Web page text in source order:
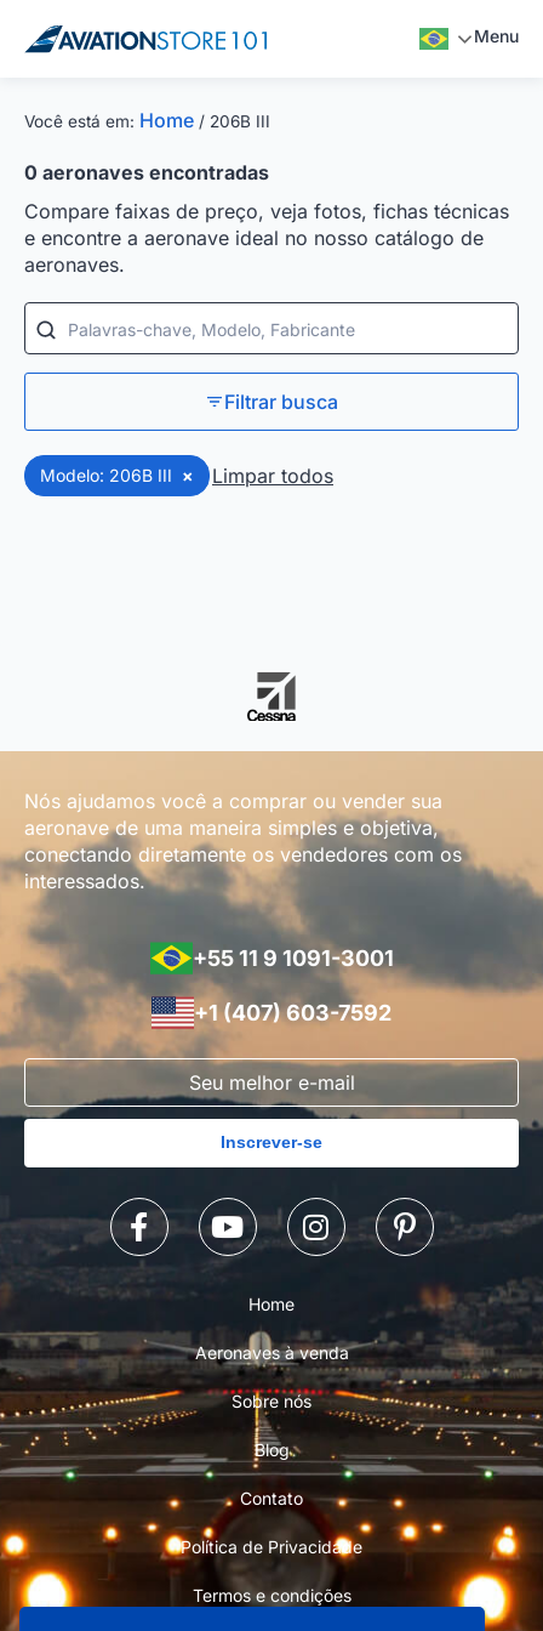
Menu
Você está em: Home / 206B III
0 aeronaves encontradas
Compare faixas de preço, veja fotos, fichas técnicas
e encontre a aeronave ideal no nosso catálogo de
aeronaves.
Palavras-chave, Modelo, Fabricante
Filtrar busca
Modelo: 206B III × Limpar todos
Nós ajudamos você a comprar ou vender sua
aeronave de uma maneira simples e objetiva,
conectando diretamente os vendedores com os
interessados.
+55 11 9 1091-3001
+1 (407) 603-7592
Inscrever-se
Home
Aeronaves à venda
Sobre nós
Blog
Contato
Política de Privacidade
Termos e condições